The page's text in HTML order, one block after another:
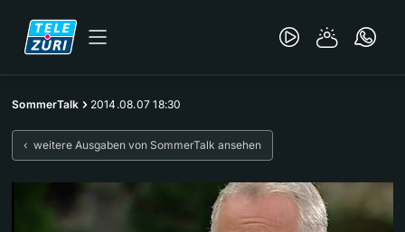
SommerTalk 2014.08.07 18:30
‹ weitere Ausgaben von SommerTalk ansehen